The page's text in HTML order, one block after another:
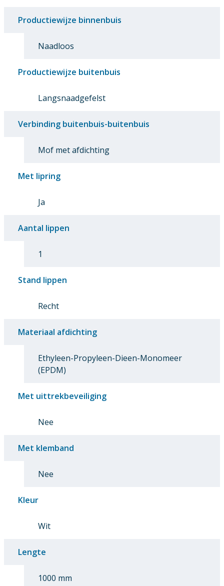
Productiewijze binnenbuis
Naadloos
Productiewijze buitenbuis
Langsnaadgefelst
Verbinding buitenbuis-buitenbuis
Mof met afdichting
Met lipring
Ja
Aantal lippen
1
Stand lippen
Recht
Materiaal afdichting
Ethyleen-Propyleen-Dieen-Monomeer
(EPDM)
Met uittrekbeveiliging
Nee
Met klemband
Nee
Kleur
Wit
Lengte
1000 mm